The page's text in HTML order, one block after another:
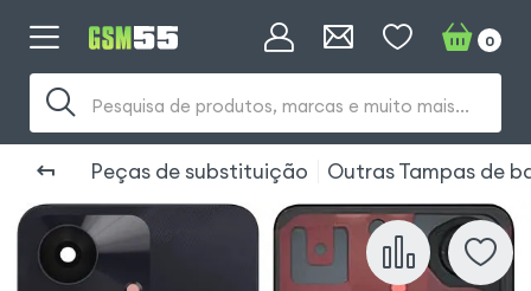
Pesquisa de produtos, marcas e muito mais...
0
Peças de substituição Outras Tampas de